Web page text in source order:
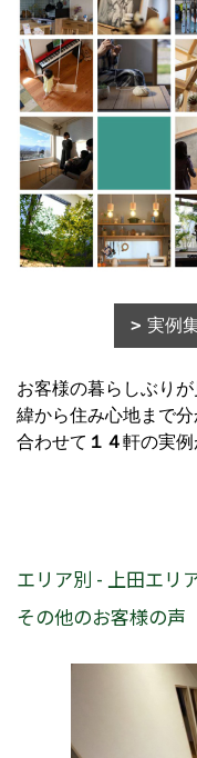
実例
お客様の暮らしぶり
緯から住み心地まで分
合わせて １４軒の実例
エリア別 - 上田エリ
その他のお客様の声